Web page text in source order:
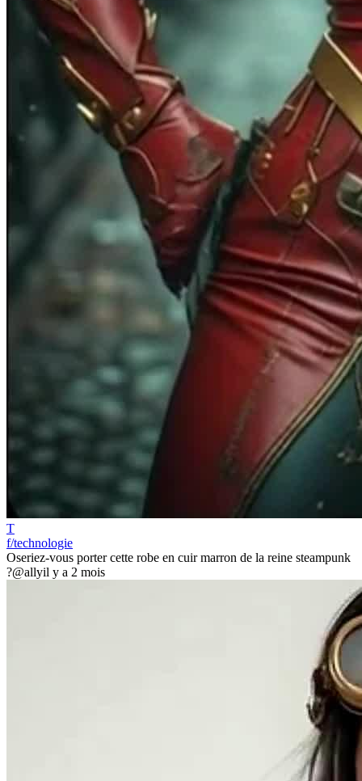
T
f/technologie
Oseriez-vous porter cette robe en cuir marron de la reine steampunk
?@allyil y a 2 mois